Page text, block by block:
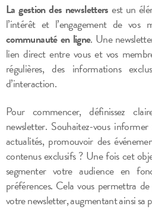
La gestion des newsletters est un
l’intérêt et l’engagement de vos
communauté en ligne. Une
lien direct entre vous et vos
régulières, des informations
d’interaction.
Pour commencer, définissez
newsletter. Souhaitez-vous
actualités, promouvoir des
contenus exclusifs ? Une fois cet
segmenter votre audience en
préférences. Cela vous permettra
votre newsletter, augmentant ainsi sa